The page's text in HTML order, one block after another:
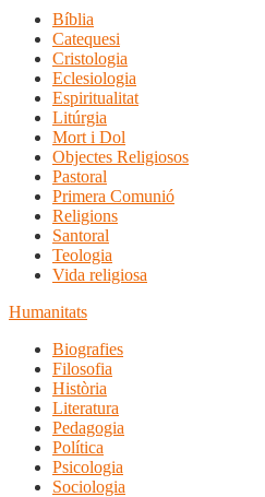
Bíblia
Catequesi
Cristologia
Eclesiologia
Espiritualitat
Litúrgia
Mort i Dol
Objectes Religiosos
Pastoral
Primera Comunió
Religions
Santoral
Teologia
Vida religiosa
Humanitats
Biografies
Filosofia
Història
Literatura
Pedagogia
Política
Psicologia
Sociologia